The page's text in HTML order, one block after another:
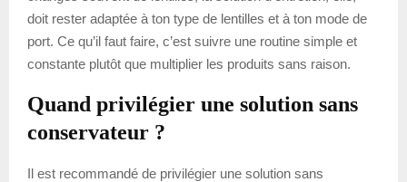
doit rester adaptée à ton type de lentilles et à ton mode de
port. Ce qu’il faut faire, c’est suivre une routine simple et
constante plutôt que multiplier les produits sans raison.
Quand privilégier une solution sans
conservateur ?
Il est recommandé de privilégier une solution sans